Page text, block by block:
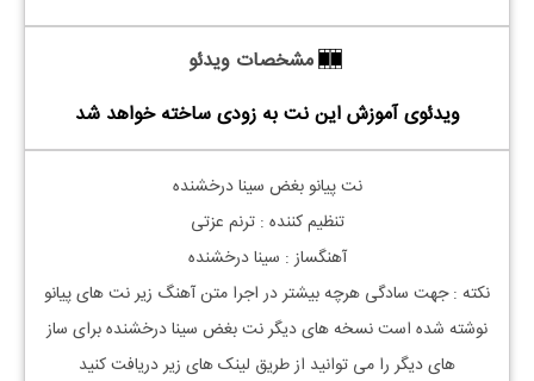
مشخصات ویدئو
ویدئوی آموزش این نت به زودی ساخته خواهد شد
نت پیانو بغض سینا درخشنده
تنظیم کننده : ترنم عزتی
آهنگساز : سینا درخشنده
نکته : جهت سادگی هرچه بیشتر در اجرا متن آهنگ زیر نت های پیانو
نوشته شده است نسخه های دیگر نتبغض سینا درخشندهبرای ساز
های دیگر را می توانید از طریق لینک های زیر دریافت کنید